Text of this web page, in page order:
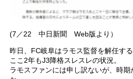
(7／22 中日新聞 Web版より）
昨日、FC岐阜はラモス監督を解任する
ここ2年もJ3降格スレスレの状況。
ラモスファンには申し訳ないが、時